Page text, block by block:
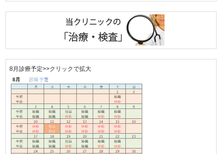
8月診療予定>>クリックで拡大